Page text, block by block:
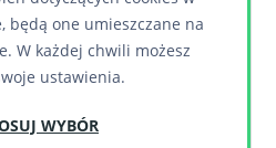
jak BaseLinker,
GUS.
będą one umieszczane na
W każdej chwili możesz
ustawienia.
WYBÓR